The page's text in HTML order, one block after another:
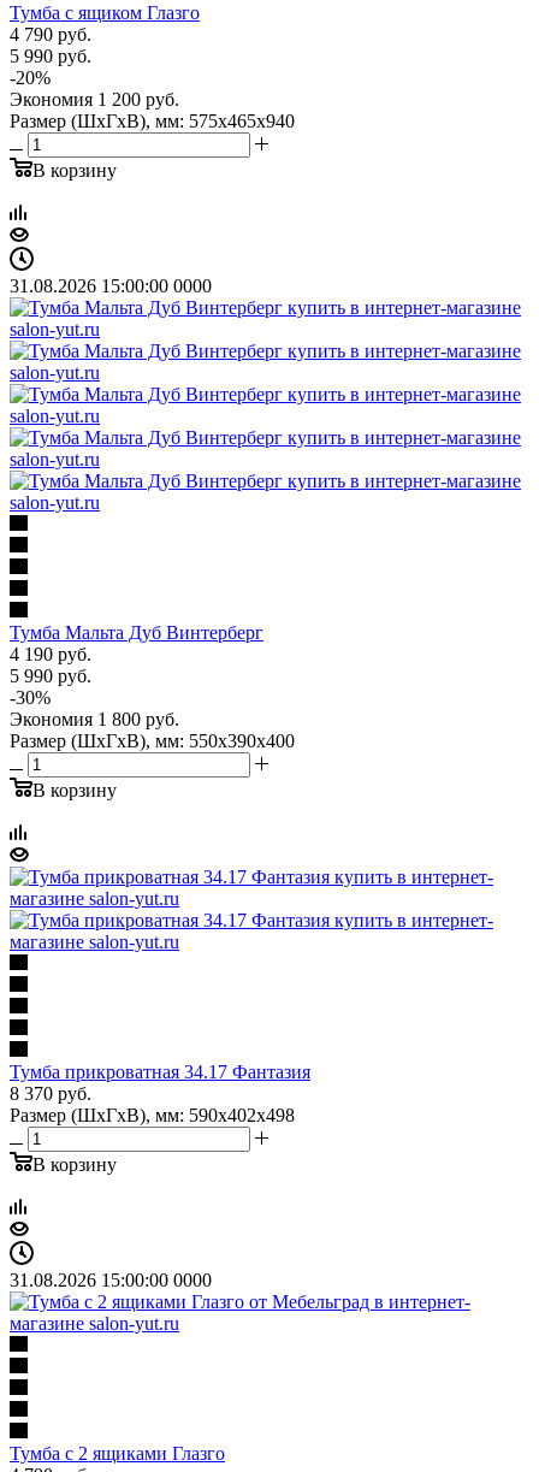
Тумба с ящиком Глазго
4 790 руб.
5 990 руб.
-20%
Экономия 1 200 руб.
Размер (ШхГхВ), мм: 575х465х940
В корзину
31.08.2026 15:00:00 0000
Тумба Мальта Дуб Винтерберг
4 190 руб.
5 990 руб.
-30%
Экономия 1 800 руб.
Размер (ШхГхВ), мм: 550х390х400
В корзину
Тумба прикроватная 34.17 Фантазия
8 370 руб.
Размер (ШхГхВ), мм: 590х402х498
В корзину
31.08.2026 15:00:00 0000
Тумба с 2 ящиками Глазго